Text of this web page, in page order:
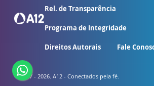
Rel. de Transparência
Programa de Integridade
Direitos Autorais Fale
© 2007 - 2026. A12 - Conectados pela fé.